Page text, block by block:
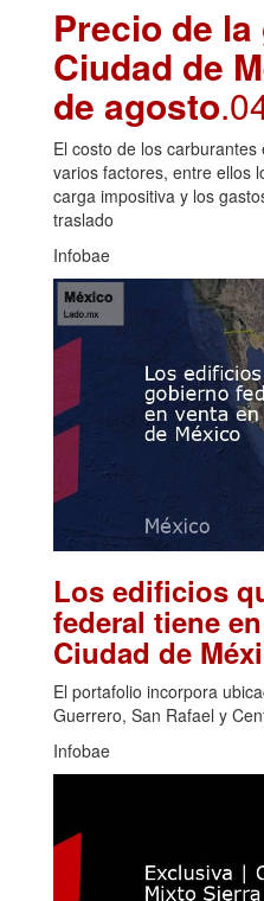
Precio de
Ciudad de
de agosto
El costo de los
varios factores, entre ellos
carga impositiva y los
traslado
Infobae
Los edificios
federal tiene
Ciudad de
El portafolio incorpora
Guerrero, San Rafael y
Infobae